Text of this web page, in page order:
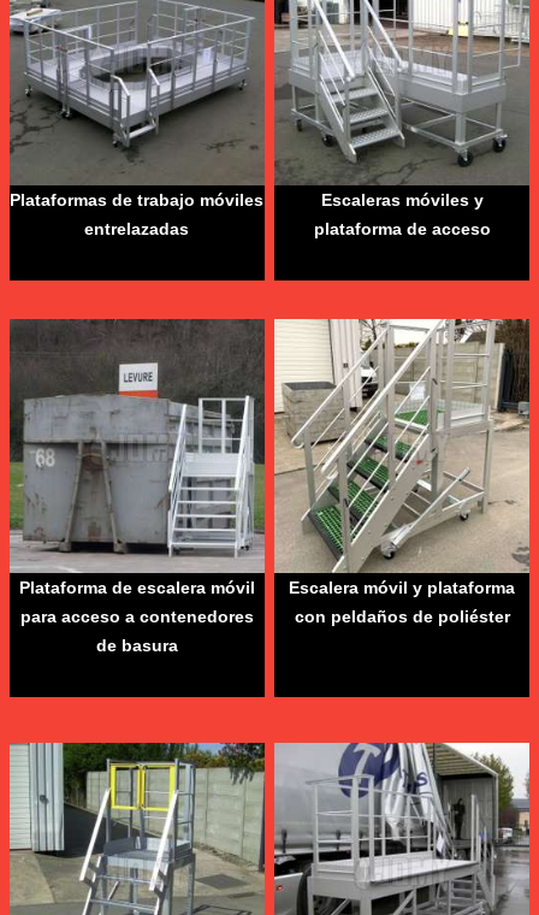
Plataformas de trabajo móviles
entrelazadas
Escaleras móviles y
plataforma de acceso
Plataforma de escalera móvil
para acceso a contenedores
de basura
Escalera móvil y plataforma
con peldaños de poliéster